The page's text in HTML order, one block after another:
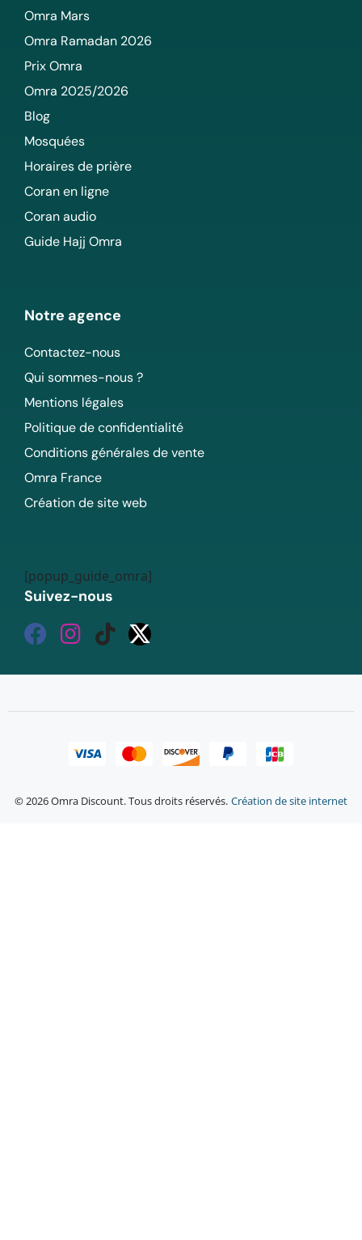
Omra Mars
Omra Ramadan 2026
Prix Omra
Omra 2025/2026
Blog
Mosquées
Horaires de prière
Coran en ligne
Coran audio
Guide Hajj Omra
Notre agence
Contactez-nous
Qui sommes-nous ?
Mentions légales
Politique de confidentialité
Conditions générales de vente
Omra France
Création de site web
[popup_guide_omra]
Suivez-nous
© 2026 Omra Discount. Tous droits réservés. Création de site internet